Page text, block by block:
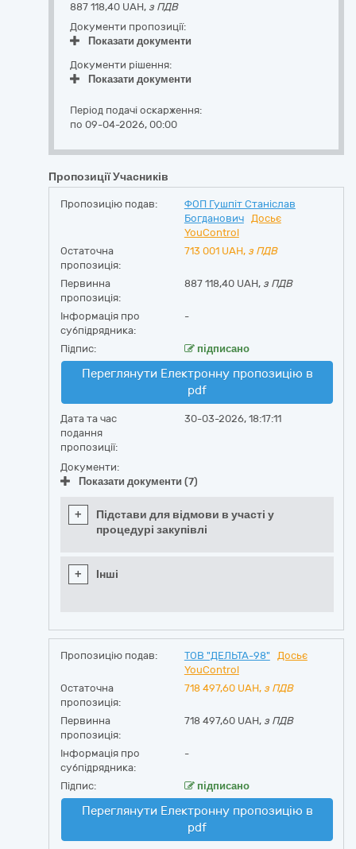
887 118,40 UAH, з ПДВ
Документи пропозиції:
Показати документи
Документи рішення:
Показати документи
Період подачі оскарження:
по 09-04-2026, 00:00
Пропозиції Учасників
Пропозицію подав:
ФОП Гушпіт Станіслав
Богданович
Досьє
YouControl
Остаточна
пропозиція:
713 001 UAH, з ПДВ
Первинна
пропозиція:
887 118,40 UAH, з ПДВ
Інформація про
субпідрядника:
-
Підпис: підписано
Переглянути Електронну пропозицію в
pdf
Дата та час
подання
пропозиції:
30-03-2026, 18:17:11
Документи:
Показати документи (7)
+
Підстави для відмови в участі у
процедурі закупівлі
+ Інші
Пропозицію подав: ТОВ "ДЕЛЬТА-98"
Досьє
YouControl
Остаточна
пропозиція:
718 497,60 UAH, з ПДВ
Первинна
пропозиція:
718 497,60 UAH, з ПДВ
Інформація про
субпідрядника:
-
Підпис: підписано
Переглянути Електронну пропозицію в
pdf